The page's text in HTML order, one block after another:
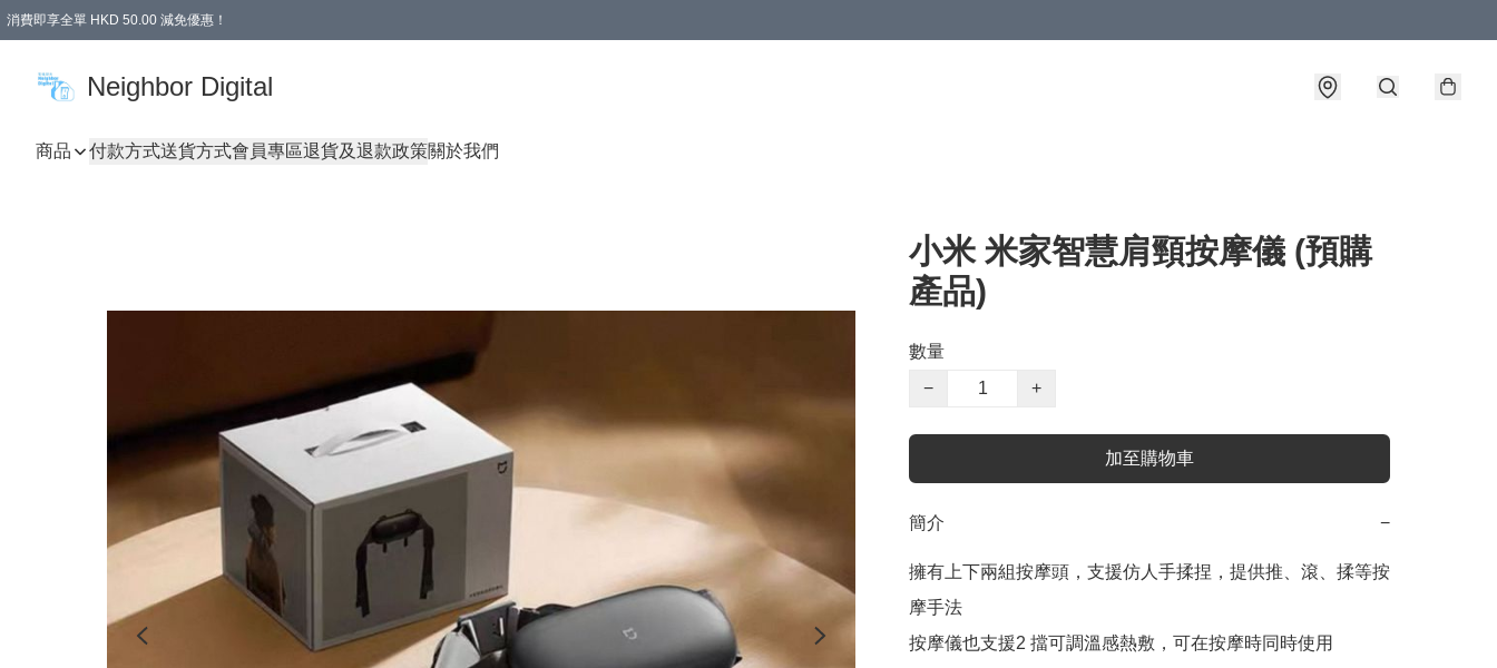
消費即享全單 HKD 50.00 減免優惠！
Neighbor Digital
商品 付款方式送貨方式會員專區退貨及退款政策關於我們
小米 米家智慧肩頸按摩儀 (預購
產品)
數量
−
+
加至購物車
簡介 −
擁有上下兩組按摩頭，支援仿人手揉捏，提供推、滾、揉等按
摩手法
按摩儀也支援2 擋可調溫感熱敷，可在按摩時同時使用